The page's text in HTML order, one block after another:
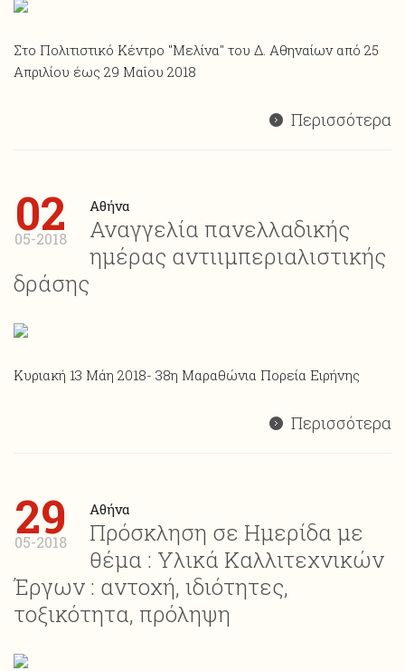
Στο Πολιτιστικό Κέντρο "Μελίνα" του Δ. Αθηναίων από 25
Απριλίου έως 29 Μαΐου 2018
Περισσότερα
02
05-2018
Αθήνα
Αναγγελία πανελλαδικής
ημέρας αντιιμπεριαλιστικής
δράσης
Κυριακή 13 Μάη 2018- 38η Μαραθώνια Πορεία Ειρήνης
Περισσότερα
29
05-2018
Αθήνα
Πρόσκληση σε Ημερίδα με
θέμα : Υλικά Καλλιτεχνικών
Έργων : αντοχή, ιδιότητες,
τοξικότητα, πρόληψη